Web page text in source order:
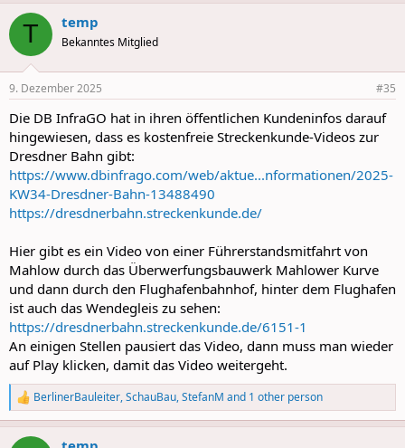
T temp
Bekanntes Mitglied
9. Dezember 2025 #35
Die DB InfraGO hat in ihren öffentlichen Kundeninfos darauf
hingewiesen, dass es kostenfreie Streckenkunde-Videos zur
Dresdner Bahn gibt:
https://www.dbinfrago.com/web/aktue...nformationen/2025-
KW34-Dresdner-Bahn-13488490
https://dresdnerbahn.streckenkunde.de/
Hier gibt es ein Video von einer Führerstandsmitfahrt von
Mahlow durch das Überwerfungsbauwerk Mahlower Kurve
und dann durch den Flughafenbahnhof, hinter dem Flughafen
ist auch das Wendegleis zu sehen:
https://dresdnerbahn.streckenkunde.de/6151-1
An einigen Stellen pausiert das Video, dann muss man wieder
auf Play klicken, damit das Video weitergeht.
R
e
a
BerlinerBauleiter,SchauBau,StefanM and 1 other person